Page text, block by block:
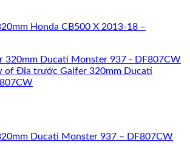
Honda CB500 X 2013-18 –
Ducati Monster 937 – DF807CW